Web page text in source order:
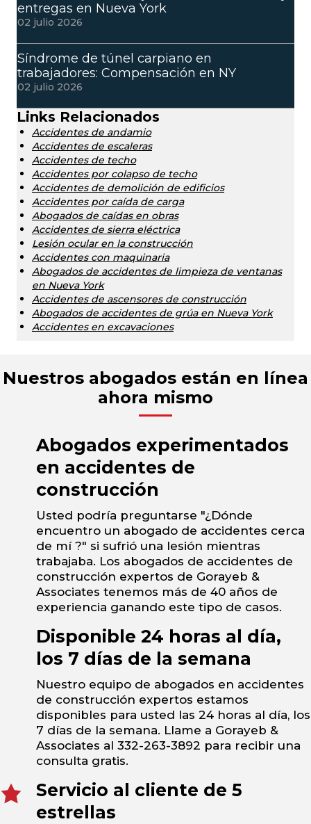
entregas en Nueva York
02 julio 2026
Síndrome de túnel carpiano en
trabajadores: Compensación en NY
02 julio 2026
Links Relacionados
Accidentes de andamio
Accidentes de escaleras
Accidentes de techo
Accidentes por colapso de techo
Accidentes de demolición de edificios
Accidentes por caída de carga
Abogados de caídas en obras
Accidentes de sierra eléctrica
Lesión ocular en la construcción
Accidentes con maquinaria
Abogados de accidentes de limpieza de ventanas
en Nueva York
Accidentes de ascensores de construcción
Abogados de accidentes de grúa en Nueva York
Accidentes en excavaciones
Nuestros abogados están en línea
ahora mismo
Abogados experimentados
en accidentes de
construcción
Usted podría preguntarse "¿Dónde
encuentro un abogado de accidentes cerca
de mí ?" si sufrió una lesión mientras
trabajaba. Los abogados de accidentes de
construcción expertos de Gorayeb &
Associates tenemos más de 40 años de
experiencia ganando este tipo de casos.
Disponible 24 horas al día,
los 7 días de la semana
Nuestro equipo de abogados en accidentes
de construcción expertos estamos
disponibles para usted las 24 horas al día, los
7 días de la semana. Llame a Gorayeb &
Associates al 332-263-3892 para recibir una
consulta gratis.
Servicio al cliente de 5
estrellas